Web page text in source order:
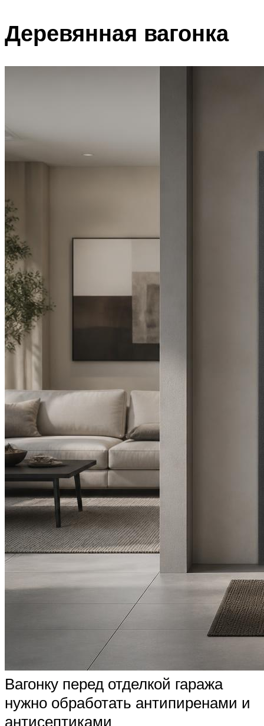
Деревянная вагонка
Вагонку перед отделкой гаража
нужно обработать антипиренами и
антисептиками